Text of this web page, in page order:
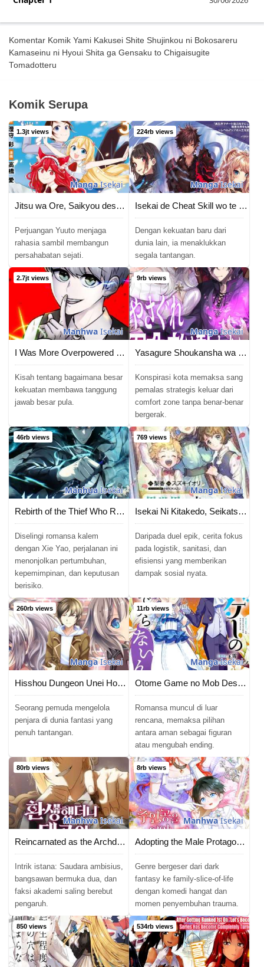
Komentar Komik Yami Kakusei Shite Shujinkou ni Bokosareru
Kamaseinu ni Hyoui Shita ga Gensaku to Chigaisugite
Tomadotteru
Komik Serupa
1.3jt views
MangaIsekai
Jitsu wa Ore, Saikyou deshita?
Perjuangan Yuuto menjaga
rahasia sambil membangun
persahabatan sejati.
224rb views
MangaIsekai
Isekai de Cheat Skill wo te ni Shita ore wa, Genjitsu Sekai wo mo Musou Suru ~Level Up wa Jinsei wo Kaeta~
Dengan kekuatan baru dari
dunia lain, ia menaklukkan
segala tantangan.
2.7jt views
Manhwa Isekai
I Was More Overpowered Than The Hero, So I Hid My Power!
Kisah tentang bagaimana besar
kekuatan membawa tanggung
jawab besar pula.
9rb views
MangaIsekai
Yasagure Shoukansha wa Ugokanai
Konspirasi kota memaksa sang
pemalas strategis keluar dari
comfort zone tanpa benar-benar
bergerak.
46rb views
ManhuaIsekai
Rebirth of the Thief Who Roamed the World
Diselingi romansa kalem
dengan Xie Yao, perjalanan ini
menonjolkan pertumbuhan,
kepemimpinan, dan keputusan
berisiko.
769 views
MangaIsekai
Isekai Ni Kitakedo, Seikatsu Maho Shika Tsukaemasen
Daripada duel epik, cerita fokus
pada logistik, sanitasi, dan
efisiensi yang memberikan
dampak sosial nyata.
260rb views
MangaIsekai
Hisshou Dungeon Unei Houhou
Seorang pemuda mengelola
penjara di dunia fantasi yang
penuh tantangan.
11rb views
MangaIsekai
Otome Game no Mob Desura Naindaga
Romansa muncul di luar
rencana, memaksa pilihan
antara aman sebagai figuran
atau mengubah ending.
80rb views
ManhwaIsekai
Reincarnated as the Archduke’s Son
Intrik istana: Saudara ambisius,
bangsawan bermuka dua, dan
faksi akademi saling berebut
pengaruh.
8rb views
ManhwaIsekai
Adopting the Male Protagonist Changed the Genre
Genre bergeser dari dark
fantasy ke family-slice-of-life
dengan komedi hangat dan
momen penyembuhan trauma.
850 views 534rb views